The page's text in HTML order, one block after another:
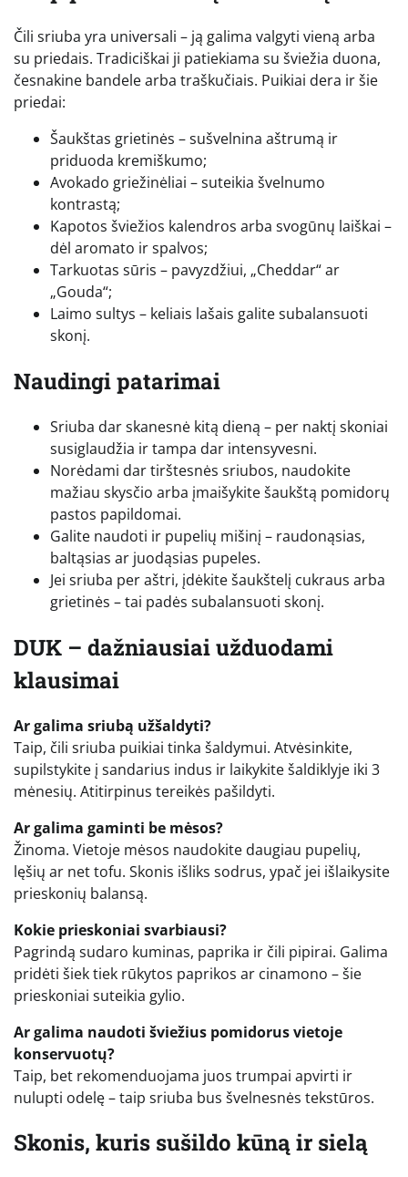
Čili sriuba yra universali – ją galima valgyti vieną arba
su priedais. Tradiciškai ji patiekiama su šviežia duona,
česnakine bandele arba traškučiais. Puikiai dera ir šie
priedai:
Šaukštas grietinės – sušvelnina aštrumą ir
priduoda kremiškumo;
Avokado griežinėliai – suteikia švelnumo
kontrastą;
Kapotos šviežios kalendros arba svogūnų laiškai –
dėl aromato ir spalvos;
Tarkuotas sūris – pavyzdžiui, „Cheddar“ ar
„Gouda“;
Laimo sultys – keliais lašais galite subalansuoti
skonį.
Naudingi patarimai
Sriuba dar skanesnė kitą dieną – per naktį skoniai
susiglaudžia ir tampa dar intensyvesni.
Norėdami dar tirštesnės sriubos, naudokite
mažiau skysčio arba įmaišykite šaukštą pomidorų
pastos papildomai.
Galite naudoti ir pupelių mišinį – raudonąsias,
baltąsias ar juodąsias pupeles.
Jei sriuba per aštri, įdėkite šaukštelį cukraus arba
grietinės – tai padės subalansuoti skonį.
DUK – dažniausiai užduodami
klausimai
Ar galima sriubą užšaldyti?
Taip, čili sriuba puikiai tinka šaldymui. Atvėsinkite,
supilstykite į sandarius indus ir laikykite šaldiklyje iki 3
mėnesių. Atitirpinus tereikės pašildyti.
Ar galima gaminti be mėsos?
Žinoma. Vietoje mėsos naudokite daugiau pupelių,
lęšių ar net tofu. Skonis išliks sodrus, ypač jei išlaikysite
prieskonių balansą.
Kokie prieskoniai svarbiausi?
Pagrindą sudaro kuminas, paprika ir čili pipirai. Galima
pridėti šiek tiek rūkytos paprikos ar cinamono – šie
prieskoniai suteikia gylio.
Ar galima naudoti šviežius pomidorus vietoje
konservuotų?
Taip, bet rekomenduojama juos trumpai apvirti ir
nulupti odelę – taip sriuba bus švelnesnės tekstūros.
Skonis, kuris sušildo kūną ir sielą